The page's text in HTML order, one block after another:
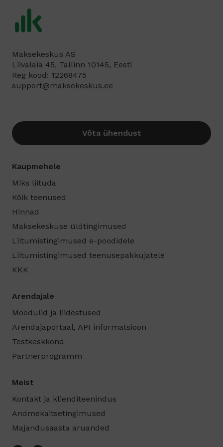
Maksekeskus AS
Liivalaia 45, Tallinn 10145, Eesti
Reg kood: 12268475
support@maksekeskus.ee
Võta ühendust
Kaupmehele
Miks liituda
Kõik teenused
Hinnad
Maksekeskuse üldtingimused
Liitumistingimused e-poodidele
Liitumistingimused teenusepakkujatele
KKK
Arendajale
Moodulid ja liidestused
Arendajaportaal, API informatsioon
Testkeskkond
Partnerprogramm
Meist
Kontakt ja klienditeenindus
Andmekaitsetingimused
Majandusaasta aruanded